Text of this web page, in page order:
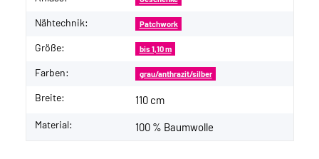
Nähtechnik: Patchwork
Größe: bis 1,10 m
Farben: grau/anthrazit/silber
Breite: 110 cm
Material: 100 % Baumwolle